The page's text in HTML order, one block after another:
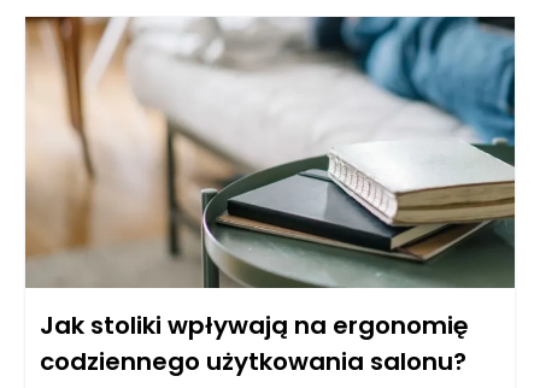
schorzeń jamy ustnej, takich jak próchnica, choroby przyzębia
czy nowotwory. Współpraca z dentystą to nie tylko leczenie
problemów, ale także edukowanie pacjentów oraz ich bliskich
o odpowiedniej higienie jamy ustnej, co jest fundamentem
zdrowego uśmiechu.
Jak stoliki wpływają na ergonomię
codziennego użytkowania salonu?